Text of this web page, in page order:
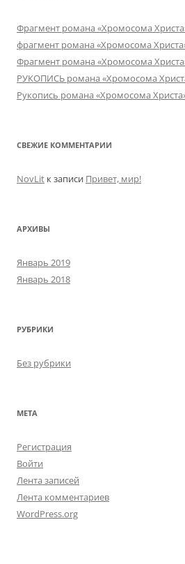
Фрагмент романа «Хромосома
фрагмент романа «Хромосома
Фрагмент романа «Хромосома
РУКОПИСЬ романа «Хромосома
Рукопись романа «Хромосома
СВЕЖИЕ КОММЕНТАРИИ
NovLit к записи Привет, мир!
АРХИВЫ
Январь 2019
Январь 2018
РУБРИКИ
Без рубрики
МЕТА
Регистрация
Войти
Лента записей
Лента комментариев
WordPress.org